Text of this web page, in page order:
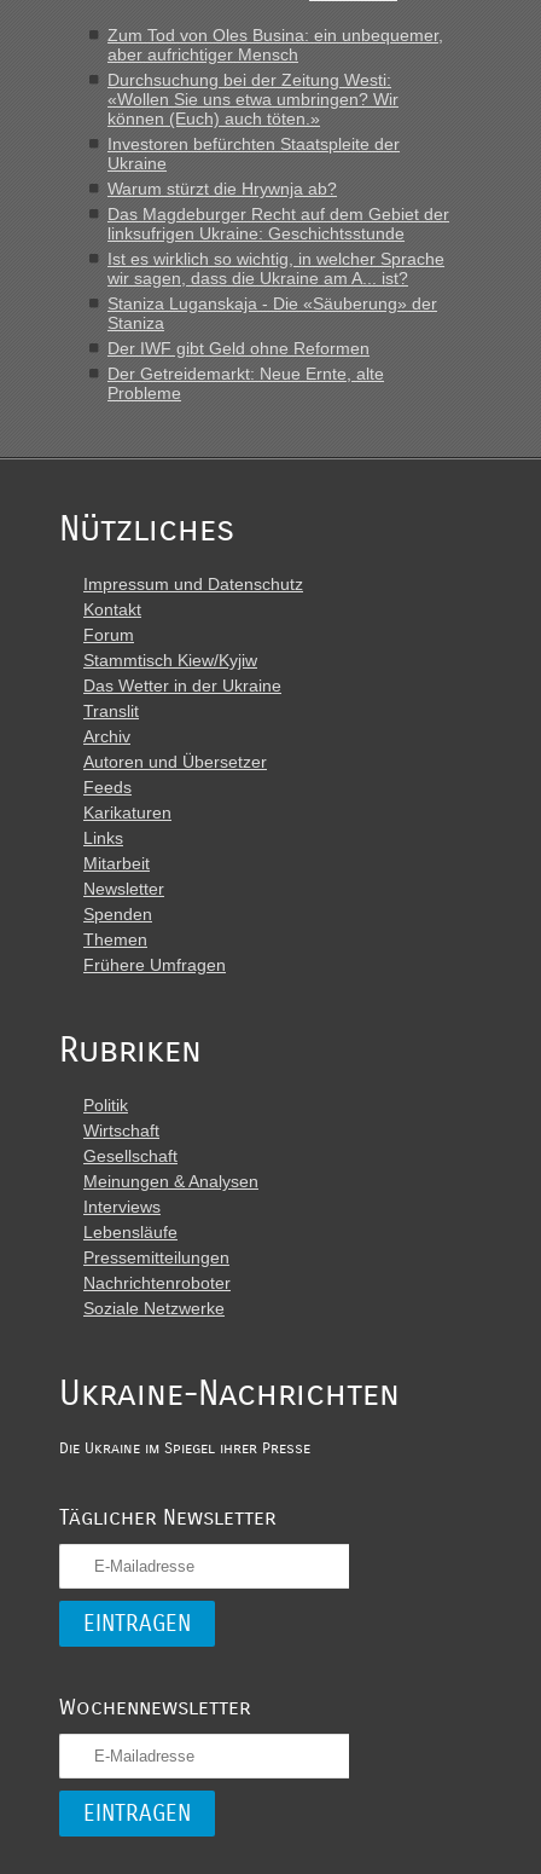
„Bin am Montag 15.6.26 um 8 Uhr in Urgyniw ausgereist,
das erste Mal an einem Montagmorgen ca. 15 Fahrzeuge
vor mir, bin sonst der Erste oder Zweite, egal, nach ca 20
Minuten wurde dann die nächste Welle...“
Berichte und Reisetipps • Re: An welchem
Grenzübergang zwischen Polen und der Ukraine geht es am
schnellsten?
„Derzeit, ist es überall sehr voll an den Grenzen Ukraine/
Polen. Zb. Krakovets 100 PKW ca. 10 h Wartezeit. Wollen
Montag rüber, versuchen es sehr früh.“
Zum Tod von Oles Busina: ein unbequemer,
aber aufrichtiger Mensch
Durchsuchung bei der Zeitung Westi:
«Wollen Sie uns etwa umbringen? Wir
können (Euch) auch töten.»
Investoren befürchten Staatspleite der
Ukraine
Warum stürzt die Hrywnja ab?
Das Magdeburger Recht auf dem Gebiet der
linksufrigen Ukraine: Geschichtsstunde
Ist es wirklich so wichtig, in welcher Sprache
wir sagen, dass die Ukraine am A... ist?
Staniza Luganskaja - Die «Säuberung» der
Staniza
Der IWF gibt Geld ohne Reformen
Der Getreidemarkt: Neue Ernte, alte
Probleme
Nützliches
Impressum und Datenschutz
Kontakt
Forum
Stammtisch Kiew/Kyjiw
Das Wetter in der Ukraine
Translit
Archiv
Autoren und Übersetzer
Feeds
Karikaturen
Links
Mitarbeit
Newsletter
Spenden
Themen
Frühere Umfragen
Rubriken
Politik
Wirtschaft
Gesellschaft
Meinungen & Analysen
Interviews
Lebensläufe
Pressemitteilungen
Nachrichtenroboter
Soziale Netzwerke
Ukraine-Nachrichten
Die Ukraine im Spiegel ihrer Presse
Täglicher Newsletter
Wochennewsletter